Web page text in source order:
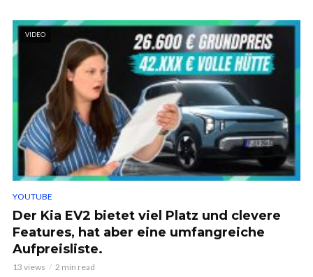
VIDEO
YOUTUBE
Der Kia EV2 bietet viel Platz und clevere
Features, hat aber eine umfangreiche
Aufpreisliste.
13 views 2 min read